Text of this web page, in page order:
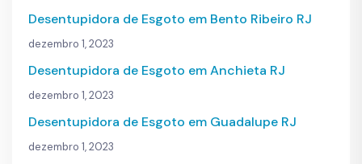
Desentupidora de Esgoto em Bento Ribeiro RJ
dezembro 1, 2023
Desentupidora de Esgoto em Anchieta RJ
dezembro 1, 2023
Desentupidora de Esgoto em Guadalupe RJ
dezembro 1, 2023